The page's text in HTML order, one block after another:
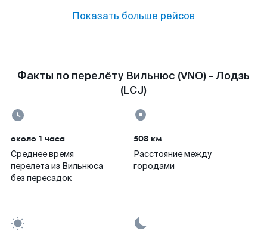
Показать больше рейсов
Факты по перелёту Вильнюс (VNO) - Лодзь
(LCJ)
около 1 часа
Среднее время
перелета из Вильнюса
без пересадок
508 км
Расстояние между
городами